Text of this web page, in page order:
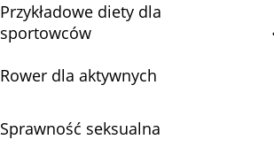
Przykładowe diety dla
sportowców
Rower dla aktywnych
Sprawność seksualna